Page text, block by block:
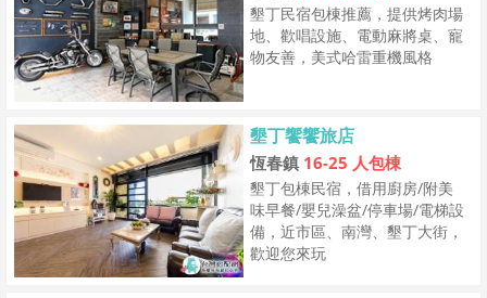
墾丁民宿包棟推薦，提供烤肉場
地、歡唱設施、電動麻將桌、寵
物友善，美式哈雷重機風格
墾丁饗饗旅店
恆春鎮 16-25 人包棟
墾丁包棟民宿，借用廚房/附美
味早餐/嬰兒澡盆/停車場/電梯設
備，近市區、南灣、墾丁大街，
歡迎您來玩